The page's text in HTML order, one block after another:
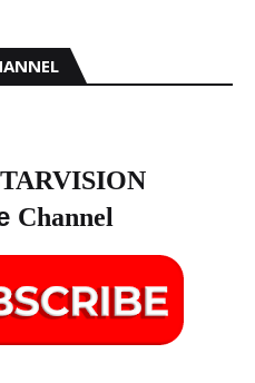
Channel